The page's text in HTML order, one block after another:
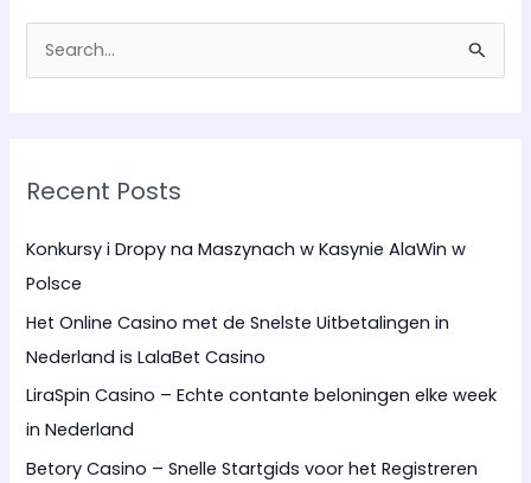
c
f
o
r
:
Recent Posts
Konkursy i Dropy na Maszynach w Kasynie AlaWin w
Polsce
Het Online Casino met de Snelste Uitbetalingen in
Nederland is LalaBet Casino
LiraSpin Casino – Echte contante beloningen elke week
in Nederland
Betory Casino – Snelle Startgids voor het Registreren